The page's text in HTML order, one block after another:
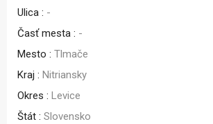
Ulica : -
Časť mesta : -
Mesto : Tlmače
Kraj : Nitriansky
Okres : Levice
Štát : Slovensko